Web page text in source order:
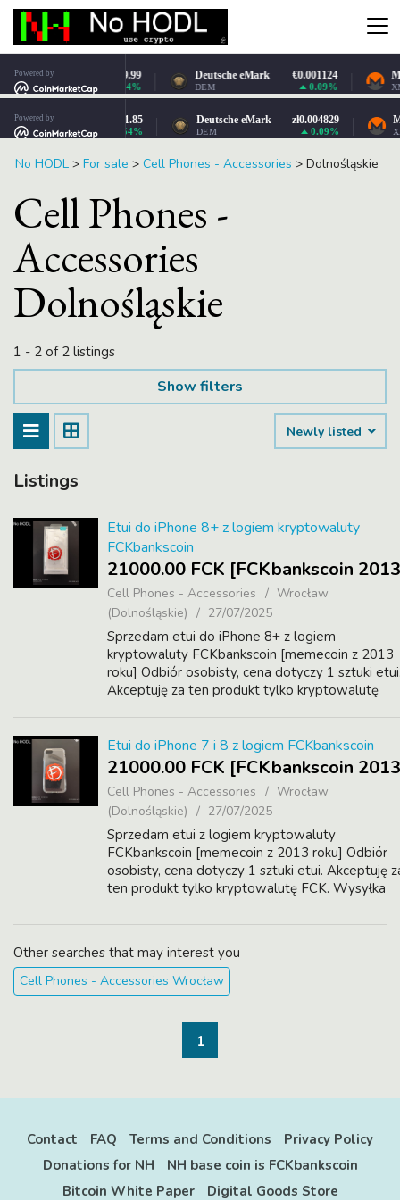
No HODL > For sale > Cell Phones - Accessories > Dolnośląskie
Cell Phones -
Accessories
Dolnośląskie
1 - 2 of 2 listings
Show filters
Newly listed
Listings
Etui do iPhone 8+ z logiem kryptowaluty
FCKbankscoin
21000.00 FCK [FCKbankscoin
Cell Phones - Accessories
Wrocław
(Dolnośląskie)
27/07/2025
Sprzedam etui do iPhone 8+ z logiem
kryptowaluty FCKbankscoin [memecoin z 2013
roku] Odbiór osobisty, cena dotyczy 1 sztuki
Akceptuję za ten produkt tylko kryptowalutę
Etui do iPhone 7 i 8 z logiem FCKbankscoin
21000.00 FCK [FCKbankscoin
Cell Phones - Accessories
Wrocław
(Dolnośląskie)
27/07/2025
Sprzedam etui z logiem kryptowaluty
FCKbankscoin [memecoin z 2013 roku] Odbiór
osobisty, cena dotyczy 1 sztuki etui. Akceptuję
ten produkt tylko kryptowalutę FCK. Wysyłka
rownież możesz zaplacić w F...
Other searches that may interest you
Cell Phones - Accessories Wrocław
1
Contact FAQ Terms and Conditions
Privacy Policy
Donations for NH
NH base coin is FCKbankscoin
Bitcoin White Paper
Digital Goods Store